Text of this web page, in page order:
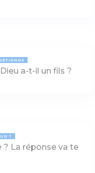
a-t-il un fils ?
?
? La réponse va te